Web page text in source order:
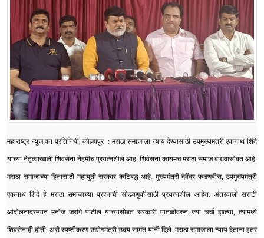
महाराष्ट्र न्यूज वन प्रतिनिधी, कोल्हापूर : मराठा समाजाला न्याय देण्यासाठी उपमुख्यमंत्री एकनाथ शिंदे
यांच्या नेतृत्वाखाली शिवसेना नेहमीच प्रयत्नशील आह. शिवेसना कायमच मराठा समाज बांधवासोबत आहे.
मराठा समाजाच्या हितासाठी महायुती सरकार कटिबद्ध आहे. मुख्यमंत्री देवेंद्र फडणवीस, उपमुख्यमंत्री
एकनाथ शिंदे हे मराठा समाजाच्या प्रश्नांची सोडवणुकीसाठी प्रयत्नशील आहेत. अंतरवाली सराटी
आंदोलनादरम्यान मनोज जरांगे पाटील यांच्यासोबत सरकारी पातळीवरुन ज्या चर्चा झाल्या, त्यामध्ये
शिवसेनाही होती. असे स्पष्टीकरण उद्योगमंत्री उदय सामंत यांनी दिले. मराठा समाजाला न्याय देताना इतर